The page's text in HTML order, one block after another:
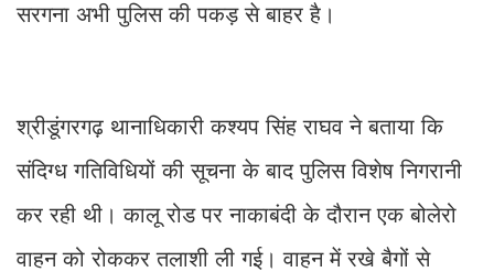
सरगना अभी पुलिस की पकड़ से बाहर है।
श्रीडूंगरगढ़ थानाधिकारी कश्यप सिंह राघव ने बताया कि
संदिग्ध गतिविधियों की सूचना के बाद पुलिस विशेष निगरानी
कर रही थी। कालू रोड पर नाकाबंदी के दौरान एक बोलेरो
वाहन को रोककर तलाशी ली गई। वाहन में रखे बैगों से